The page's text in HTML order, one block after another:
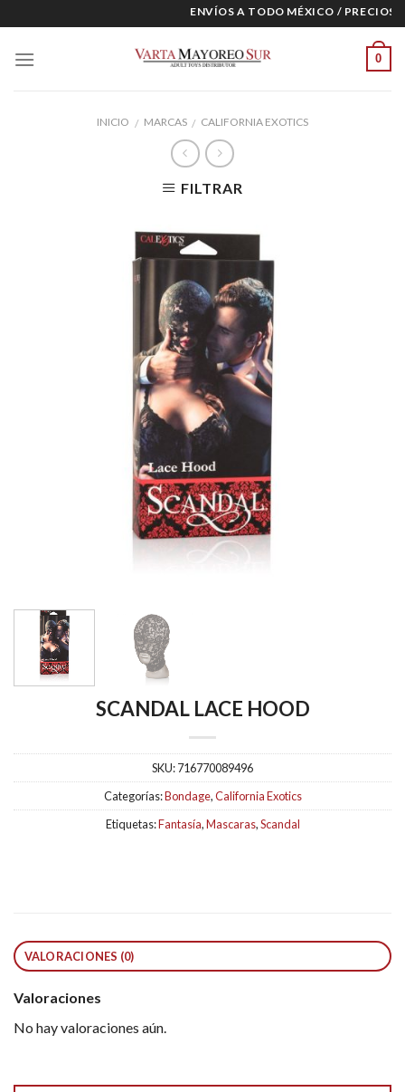
to
content
ENVÍOS A TODO MÉXICO / PRECIOS
0
INICIO / MARCAS / CALIFORNIA EXOTICS
FILTRAR
SCANDAL LACE HOOD
SKU:716770089496
Categorías:Bondage,California Exotics
Etiquetas:Fantasía,Mascaras,Scandal
VALORACIONES (0)
Valoraciones
No hay valoraciones aún.